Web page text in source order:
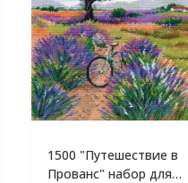
1500 "Путешествие в
Прованс" набор для